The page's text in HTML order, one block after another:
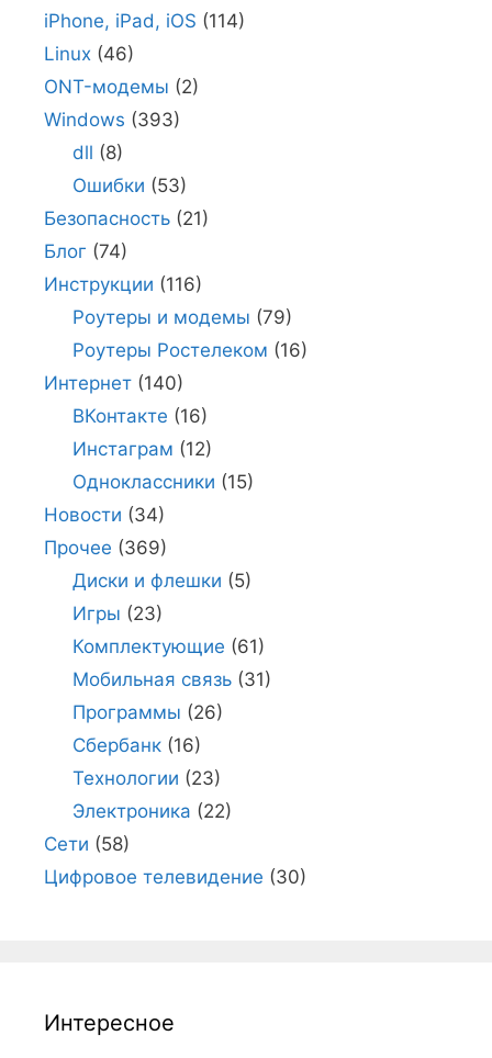
iPhone, iPad, iOS (114)
Linux (46)
ONT-модемы (2)
Windows (393)
dll (8)
Ошибки (53)
Безопасность (21)
Блог (74)
Инструкции (116)
Роутеры и модемы (79)
Роутеры Ростелеком (16)
Интернет (140)
ВКонтакте (16)
Инстаграм (12)
Одноклассники (15)
Новости (34)
Прочее (369)
Диски и флешки (5)
Игры (23)
Комплектующие (61)
Мобильная связь(31)
Программы (26)
Сбербанк(16)
Технологии (23)
Электроника (22)
Сети (58)
Цифровое телевидение (30)
Интересное